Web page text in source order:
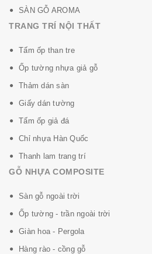
SÀN GỖ AROMA
TRANG TRÍ NỘI THẤT
Tấm ốp than tre
Ốp tường nhựa giả gỗ
Thảm dán sàn
Giấy dán tường
Tấm ốp giả đá
Chỉ nhựa Hàn Quốc
Thanh lam trang trí
GỖ NHỰA COMPOSITE
Sàn gỗ ngoài trời
Ốp tường - trần ngoài trời
Giàn hoa - Pergola
Hàng rào - cồng gỗ